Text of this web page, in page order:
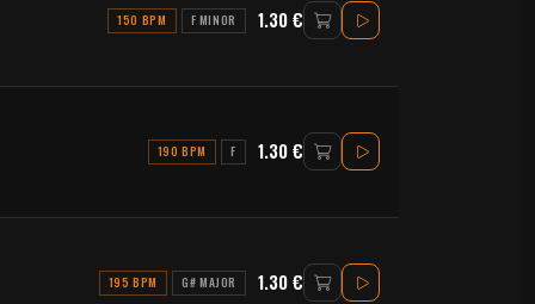
150 BPM F MINOR 1.30 €
190 BPM F 1.30 €
195 BPM G# MAJOR 1.30 €